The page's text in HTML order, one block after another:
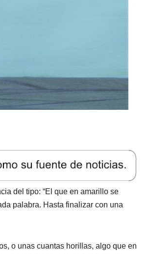
del tipo: “El que en amarillo se
palabra. Hasta finalizar con una
o unas cuantas horillas, algo que en